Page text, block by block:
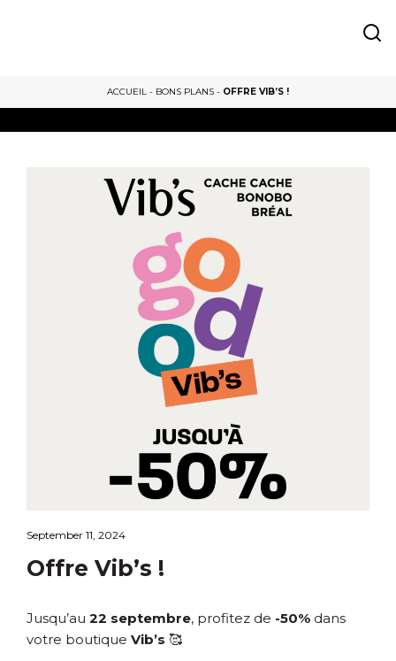
ACCUEIL - BONS PLANS - OFFRE VIB’S !
September 11, 2024
Offre Vib’s !
Jusqu’au 22 septembre, profitez de -50% dans
votre boutique Vib’s 🥰